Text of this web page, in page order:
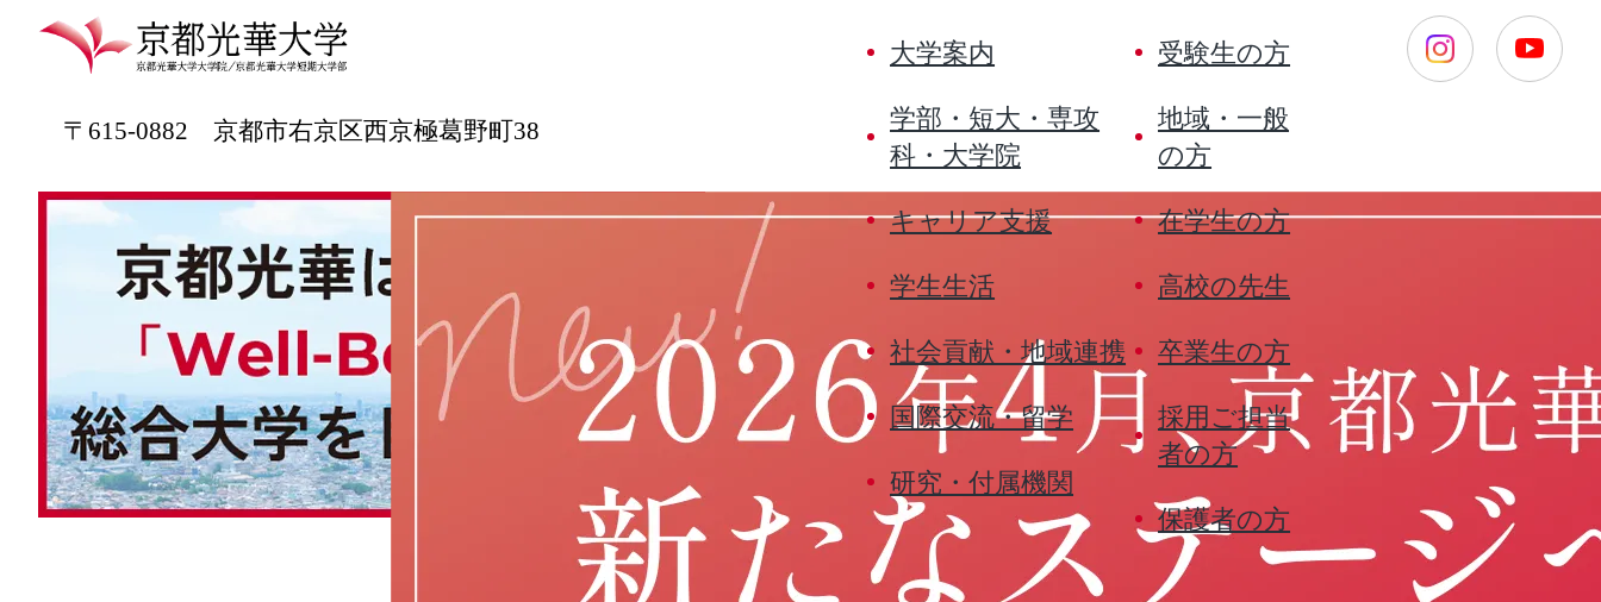
〒615-0882 京都市右京区西京極葛野町38
大学案内
学部・短大・専攻
科・大学院
キャリア支援
学生生活
社会貢献・地域連携
国際交流・留学
研究・付属機関
受験生の方
地域・一般
の方
在学生の方
高校の先生
卒業生の方
採用ご担当
者の方
保護者の方